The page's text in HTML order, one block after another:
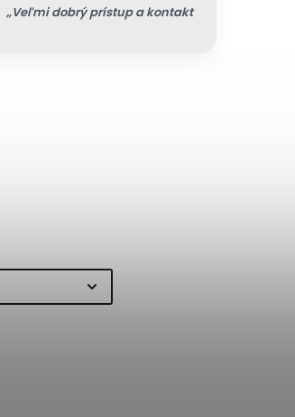
„Veľmi dobrý prístup a kontakt